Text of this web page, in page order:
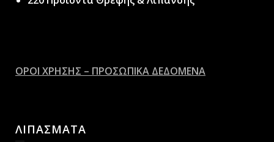
ΟΡΟΙ ΧΡΗΣΗΣ – ΠΡΟΣΩΠΙΚΑ ΔΕΔΟΜΕΝΑ
ΛΙΠΑΣΜΑΤΑ